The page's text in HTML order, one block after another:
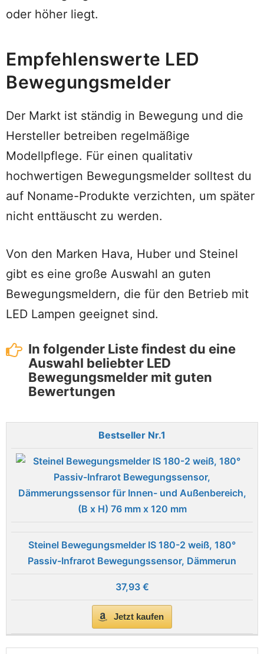
oder höher liegt.
Empfehlenswerte LED
Bewegungsmelder
Der Markt ist ständig in Bewegung und die
Hersteller betreiben regelmäßige
Modellpflege. Für einen qualitativ
hochwertigen Bewegungsmelder solltest du
auf Noname-Produkte verzichten, um später
nicht enttäuscht zu werden.
Von den Marken Hava, Huber und Steinel
gibt es eine große Auswahl an guten
Bewegungsmeldern, die für den Betrieb mit
LED Lampen geeignet sind.
In folgender Liste findest du eine
Auswahl beliebter LED
Bewegungsmelder mit guten
Bewertungen
1
Steinel Bewegungsmelder IS 180-2 weiß, 180°
Passiv-Infrarot Bewegungssensor, Dämmerun
37,93 €
Jetzt kaufen